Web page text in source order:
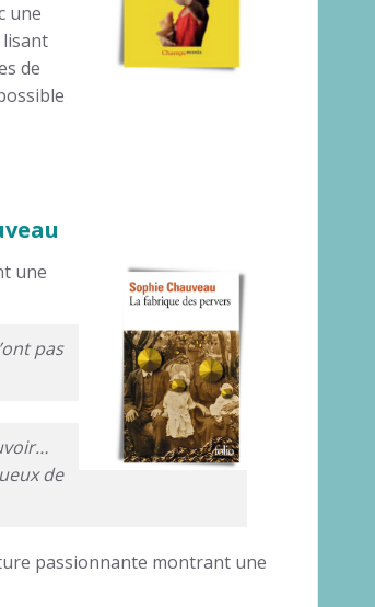
une
lisant
de
une
pas
de
passionnante montrant une